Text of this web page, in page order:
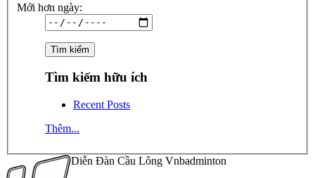
Mới hơn ngày:
Tìm kiếm hữu ích
Recent Posts
Thêm...
Diễn Đàn Cầu Lông Vnbadminton